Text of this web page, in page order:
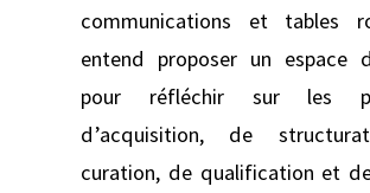
communications et tables
entend proposer un espace
pour réfléchir sur les
d’acquisition, de
curation, de qualification et